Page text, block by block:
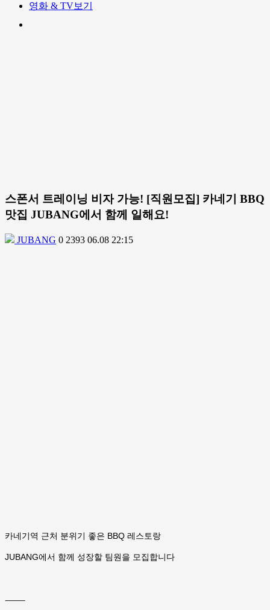
영화 & TV보기
스폰서 트레이닝 비자 가능! [직원모집] 카네기 BBQ
맛집 JUBANG에서 함께 일해요!
JUBANG 0 2393 06.08 22:15
카네기역 근처 분위기 좋은 BBQ 레스토랑
JUBANG에서 함께 성장할 팀원을 모집합니다
⸻